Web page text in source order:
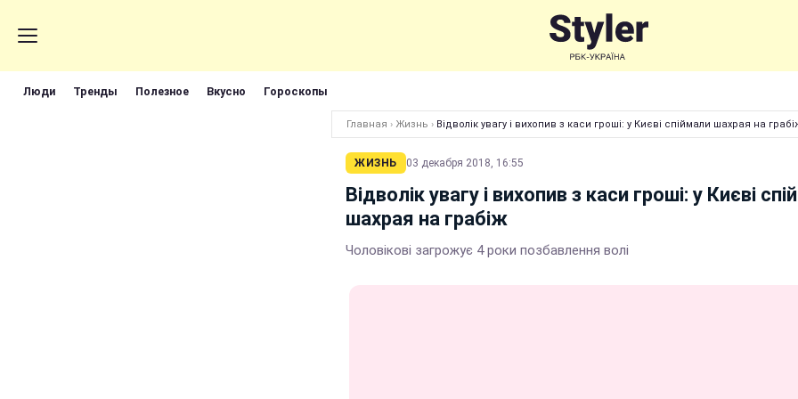
Люди Тренды Полезное Вкусно Гороскопы
Главная › Жизнь › Відволік увагу і вихопив з каси гроші: у Києві спіймали шахрая на
ЖИЗНЬ 03 декабря 2018, 16:55
Відволік увагу і вихопив з каси гроші: у Києві
шахрая на грабіж
Чоловікові загрожує 4 роки позбавлення волі